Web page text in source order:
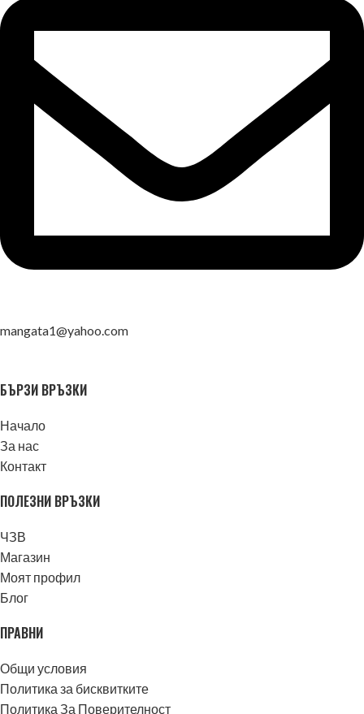
mangata1@yahoo.com
БЪРЗИ ВРЪЗКИ
Начало
За нас
Контакт
ПОЛЕЗНИ ВРЪЗКИ
ЧЗВ
Магазин
Моят профил
Блог
ПРАВНИ
Общи условия
Политика за бисквитките
Политика За Поверителност